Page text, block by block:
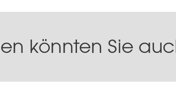
könnten Sie